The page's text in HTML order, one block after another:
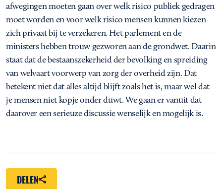
afwegingen moeten gaan over welk risico publiek gedragen
moet worden en voor welk risico mensen kunnen kiezen
zich privaat bij te verzekeren. Het parlement en de
ministers hebben trouw gezworen aan de grondwet. Daarin
staat dat de bestaanszekerheid der bevolking en spreiding
van welvaart voorwerp van zorg der overheid zijn. Dat
betekent niet dat alles altijd blijft zoals het is, maar wel dat
je mensen niet kopje onder duwt. We gaan er vanuit dat
daarover een serieuze discussie wenselijk en mogelijk is.
DELEN